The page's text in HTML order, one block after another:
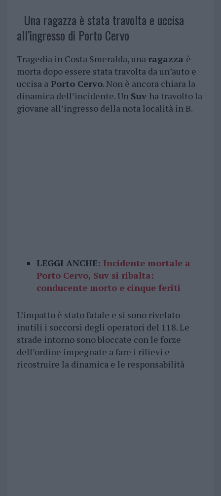
Una ragazza è stata travolta e uccisa
all’ingresso di Porto Cervo
Tragedia in Costa Smeralda, una ragazza è
morta dopo essere stata travolta da un’auto e
uccisa aPorto Cervo. Non è ancora chiara la
dinamica dell’incidente. Un Suv ha travolto la
giovane all’ingresso della nota località in B.
LEGGI ANCHE: Incidente mortale a
Porto Cervo, Suv si ribalta:
conducente morto e cinque feriti
L’impatto è stato fatale e si sono rivelato
inutili i soccorsi degli operatori del 118. Le
strade intorno sono bloccate con le forze
dell’ordine impegnate a fare i rilievi e
ricostruire la dinamica e le responsabilità